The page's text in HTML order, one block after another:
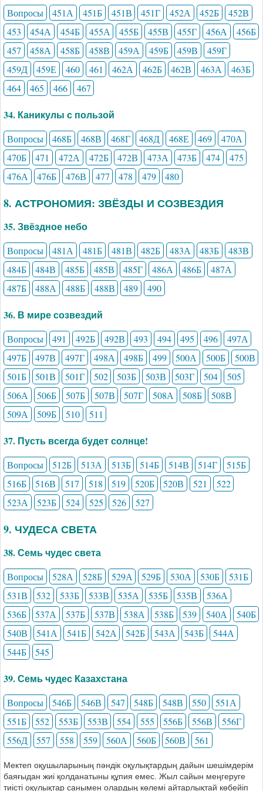
Вопросы 451А 451Б 451В 451Г 452А 452Б
452В
453
454А 454Б 455А 455Б 455В 455Г 456А
456Б
457
458А 458Б 458В 459А 459Б 459В
459Г
459Д
459Е 460 461 462А 462Б 462В 463А
463Б
464
465 466 467
34. Каникулы с пользой
Вопросы 468Б 468В 468Г 468Д 468Е 469
470А
470Б
471 472А 472Б 472В 473А 473Б 474
475
476А
476Б 476В 477 478 479 480
8. АСТРОНОМИЯ: ЗВЁЗДЫ И СОЗВЕЗДИЯ
35. Звёздное небо
Вопросы 481А 481Б 481В 482Б 483А 483Б
483В
484Б
484В 485Б 485В 485Г 486А 486Б
487А
487Б
488А 488Б 488В 489 490
36. В мире созвездий
Вопросы 491 492Б 492В 493 494 495 496
497А
497Б
497В 497Г 498А 498Б 499 500А 500Б
500В
501Б
501В 501Г 502 503Б 503В 503Г 504
505
506А
506Б 507Б 507В 507Г 508А 508Б
508В
509А
509Б 510 511
37. Пусть всегда будет солнце!
Вопросы 512Б 513А 513Б 514Б 514В 514Г
515Б
516Б
516В 517 518 519 520Б 520В 521
522
523А
523Б 524 525 526 527
9. ЧУДЕСА СВЕТА
38. Семь чудес света
Вопросы 528А 528Б 529А 529Б 530А 530Б
531Б
531В
532 533Б 533В 535А 535Б 535В
536А
536Б
537А 537Б 537В 538А 538Б 539 540А
540Б
540В
541А 541Б 542А 542Б 543А 543Б
544А
544Б
545
39. Семь чудес Казахстана
Вопросы 546Б 546В 547 548Б 548В 550
551А
551Б
552 553Б 553В 554 555 556Б 556В
556Г
556Д
557 558 559 560А 560Б 560В 561
Мектеп оқушыларының пәндік оқулықтардың дайын шешімдерім
баяғыдан жиі қолданатыны құпия емес. Жыл сайын меңгеруге
тиісті оқулықтар санымен олардың көлемі айтарлықтай көбейіп